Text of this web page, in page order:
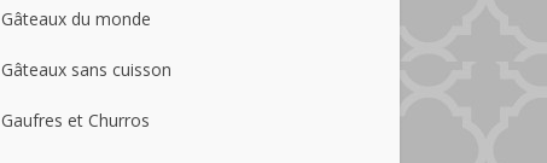
Gâteaux du monde
Gâteaux sans cuisson
Gaufres et Churros